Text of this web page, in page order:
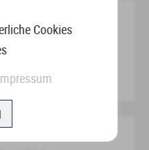
Cookies
– 562